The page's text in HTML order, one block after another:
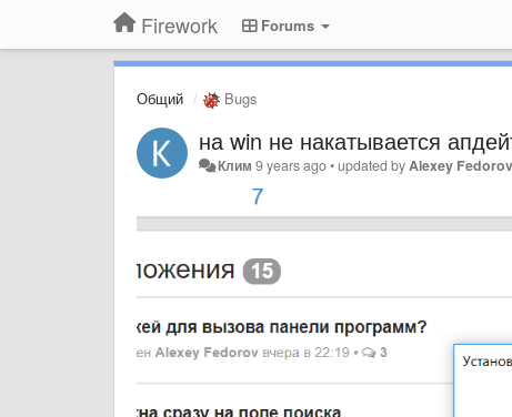
Firework Forums
Общий Bugs
на win не накатывается
Клим 9 years ago•updated by Alexey Fedorov